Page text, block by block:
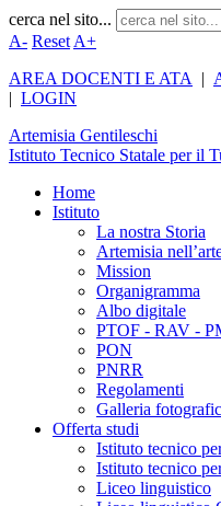
cerca nel sito...
A- Reset A+
AREA DOCENTI E ATA
|
| LOGIN
Artemisia Gentileschi
Istituto Tecnico Statale per il
Home
Istituto
La nostra Storia
Artemisia
Mission
Organigramma
Albo digitale
PTOF - RAV -
PON
PNRR
Regolamenti
Galleria
Offerta studi
Istituto tecnico
Istituto tecnico
Liceo linguistico